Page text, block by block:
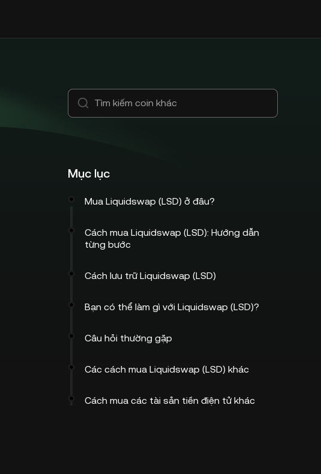
Mục lục
Mua Liquidswap (LSD) ở đâu?
Cách mua Liquidswap (LSD): Hướng dẫn
từng bước
Cách lưu trữ Liquidswap (LSD)
Bạn có thể làm gì với Liquidswap (LSD)?
Câu hỏi thường gặp
Các cách mua Liquidswap (LSD) khác
Cách mua các tài sản tiền điện tử khác